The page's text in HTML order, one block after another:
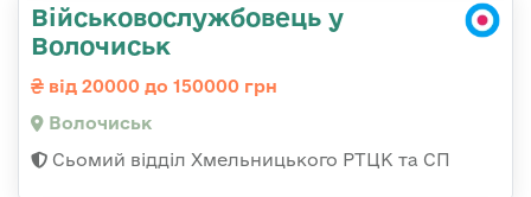
Військовослужбовець у
Волочиськ
від 20000 до 150000 грн
Волочиськ
Сьомий відділ Хмельницького РТЦК та СП